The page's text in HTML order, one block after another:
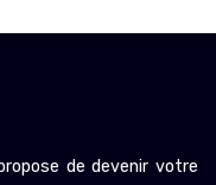
de devenir votre